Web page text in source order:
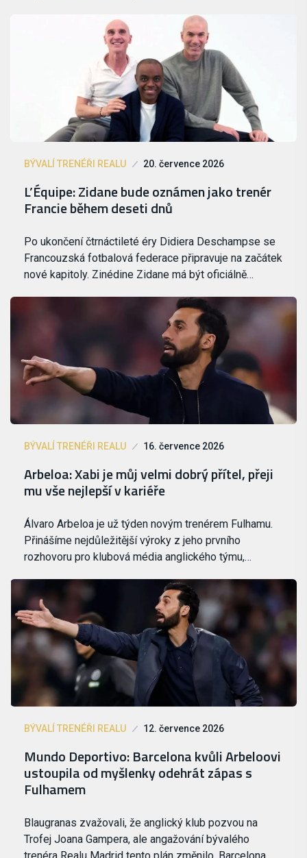
BÝVALÍ TRENÉŘI REALU 20. července 2026
L’Équipe: Zidane bude oznámen jako trenér
Francie během deseti dnů
Po ukončení čtrnáctileté éry Didiera Deschampse se
Francouzská fotbalová federace připravuje na začátek
nové kapitoly. Zinédine Zidane má být oficiálně…
BÝVALÍ TRENÉŘI REALU 16. července 2026
Arbeloa: Xabi je můj velmi dobrý přítel, přeji
mu vše nejlepší v kariéře
Álvaro Arbeloa je už týden novým trenérem Fulhamu.
Přinášíme nejdůležitější výroky z jeho prvního
rozhovoru pro klubová média anglického týmu,…
BÝVALÍ TRENÉŘI REALU 12. července 2026
Mundo Deportivo: Barcelona kvůli Arbeloovi
ustoupila od myšlenky odehrát zápas s
Fulhamem
Blaugranas zvažovali, že anglický klub pozvou na
Trofej Joana Gampera, ale angažování bývalého
trenéra Realu Madrid tento plán změnilo. Barcelona…